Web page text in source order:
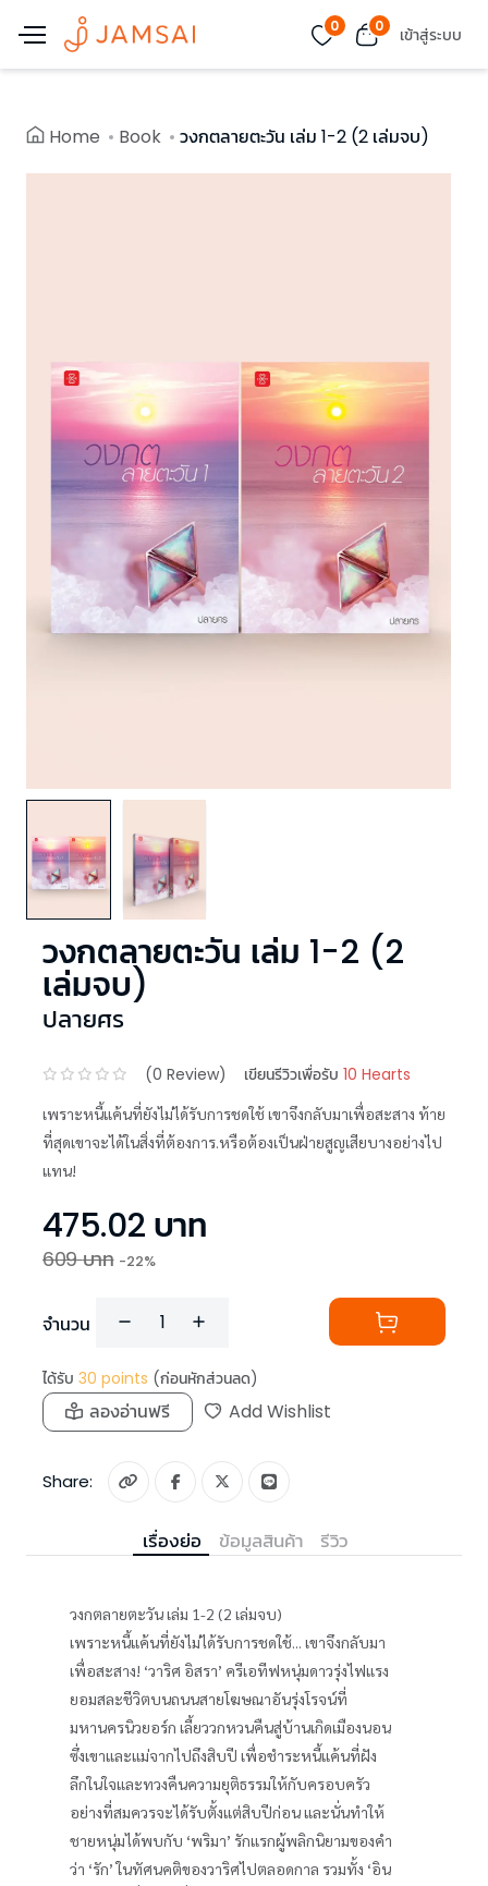
0 0 เข้าสู่ระบบ
Home Book วงกตลายตะวัน เล่ม 1-2 (2 เล่มจบ)
วงกตลายตะวัน เล่ม 1-2 (2
เล่มจบ)
ปลายศร
(0 Review) เขียนรีวิวเพื่อรับ 10 Hearts
เพราะหนี้แค้นที่ยังไม่ได้รับการชดใช้ เขาจึงกลับมาเพื่อสะสาง ท้าย
ที่สุดเขาจะได้ในสิ่งที่ต้องการ.หรือต้องเป็นฝ่ายสูญเสียบางอย่างไป
แทน!
475.02 บาท
609บาท -22%
จำนวน
ได้รับ 30 points (ก่อนหักส่วนลด)
ลองอ่านฟรี Add Wishlist
Share:
เรื่องย่อ ข้อมูลสินค้า รีวิว
วงกตลายตะวัน เล่ม 1-2 (2 เล่มจบ)
เพราะหนี้แค้นที่ยังไม่ได้รับการชดใช้... เขาจึงกลับมา
เพื่อสะสาง! ‘วาริศ อิสรา’ ครีเอทีฟหนุ่มดาวรุ่งไฟแรง
ยอมสละชีวิตบนถนนสายโฆษณาอันรุ่งโรจน์ที่
มหานครนิวยอร์ก เลี้ยววกหวนคืนสู่บ้านเกิดเมืองนอน
ซึ่งเขาและแม่จากไปถึงสิบปี เพื่อชำระหนี้แค้นที่ฝัง
ลึกในใจและทวงคืนความยุติธรรมให้กับครอบครัว
อย่างที่สมควรจะได้รับตั้งแต่สิบปีก่อน และนั่นทำให้
ชายหนุ่มได้พบกับ ‘พริมา’ รักแรกผู้พลิกนิยามของคำ
ว่า ‘รัก’ ในทัศนคติของวาริศไปตลอดกาล รวมทั้ง ‘อิน